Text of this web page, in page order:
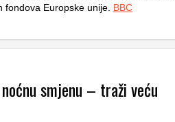
Europske unije. BBC
smjenu – traži veću